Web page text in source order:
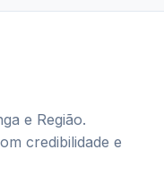
e Região.
credibilidade e